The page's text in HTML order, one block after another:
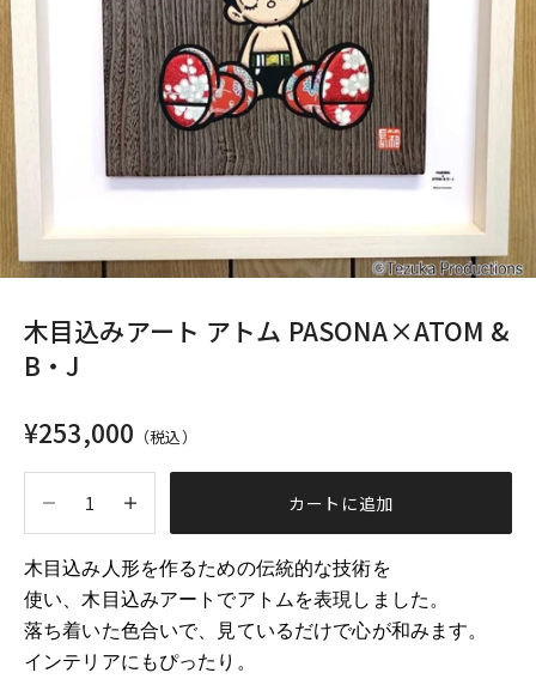
木目込みアート アトム PASONA×ATOM &
B・J
セール価格
¥253,000 （税込）
カートに追加
木目込み人形を作るための伝統的な技術を
使い、木目込みアートでアトムを表現しました。
落ち着いた色合いで、見ているだけで心が和みます。
インテリアにもぴったり。